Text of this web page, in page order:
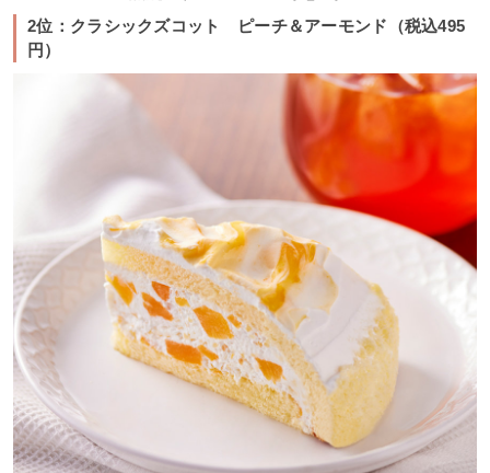
2位：クラシックズコット ピーチ＆アーモンド（税込495
円）